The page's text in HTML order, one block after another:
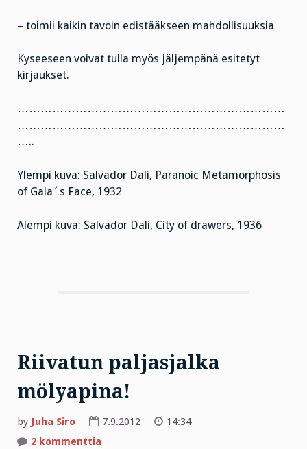
– toimii kaikin tavoin edistääkseen mahdollisuuksia
Kyseeseen voivat tulla myös jäljempänä esitetyt
kirjaukset.
……………………………………………………………
……………………………………………………………
…..
Ylempi kuva: Salvador Dali, Paranoic Metamorphosis
of Gala´s Face, 1932
Alempi kuva: Salvador Dali, City of drawers, 1936
Riivatun paljasjalka
mölyapina!
by Juha Siro 7.9.2012
14:34
2 kommenttia